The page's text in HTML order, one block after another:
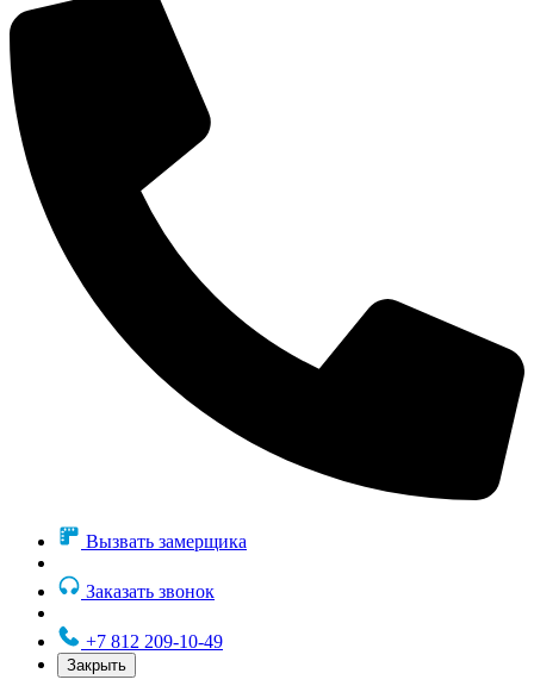
Вызвать замерщика
Заказать звонок
+7 812 209-10-49
Закрыть